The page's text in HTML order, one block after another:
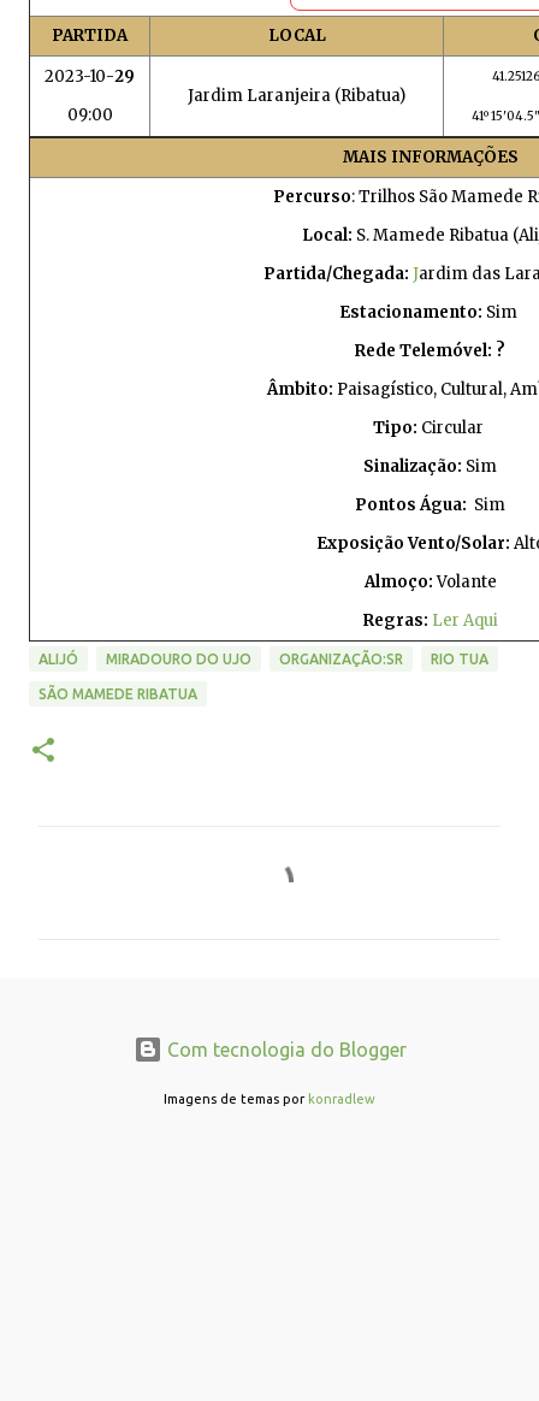
PARTIDA LOCAL
2023-10-29
09:00
Jardim Laranjeira (Ribatua)
41º
MAIS INFORMAÇÕES
Percurso: Trilhos São Mamede
Local: S. Mamede Ribatua
Partida/Chegada: Jardim das
Estacionamento: Sim
Rede Telemóvel: ?
Âmbito: Paisagístico, Cultural,
Tipo: Circular
Sinalização: Sim
Pontos Água: Sim
Exposição Vento/Solar:
Almoço:Volante
Regras: Ler Aqui
ALIJÓ MIRADOURO DO UJO ORGANIZAÇÃO:SR RIO TUA
SÃO MAMEDE RIBATUA
Com tecnologia do Blogger
Imagens de temas por konradlew